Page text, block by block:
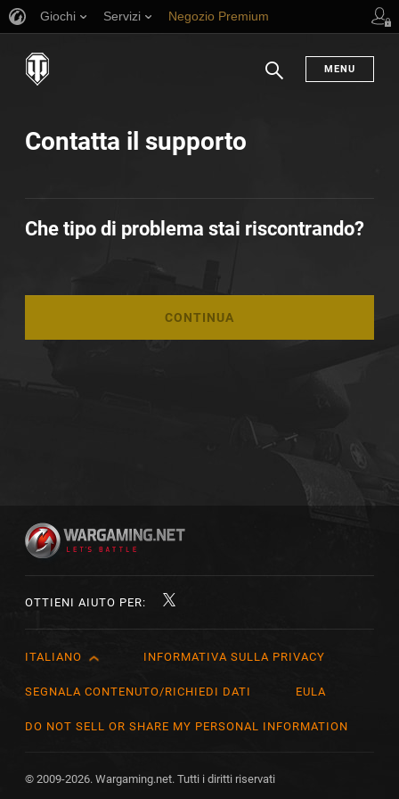
Giochi Servizi Negozio Premium
Ricerca
MENU
Contatta il supporto
Che tipo di problema stai riscontrando?
CONTINUA
OTTIENI AIUTO PER:
English
Čeština
Español (México)
ITALIANO INFORMATIVA SULLA PRIVACY
SEGNALA CONTENUTO/RICHIEDI DATI EULA
DO NOT SELL OR SHARE MY PERSONAL INFORMATION
© 2009-2026. Wargaming.net. Tutti i diritti riservati